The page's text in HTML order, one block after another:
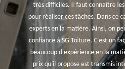
très difficiles. Il faut connaître
pour réaliser ces tâches. Dans ce
experts en la matière. Ainsi, on
confiance à SG Toiture. C'est un
beaucoup d'expérience en la
prix qu'il propose est transmis